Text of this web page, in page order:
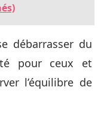
débarrasser du
pour ceux et
l’équilibre de